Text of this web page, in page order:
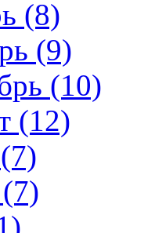
(8)
(9)
(10)
(12)
(7)
(7)